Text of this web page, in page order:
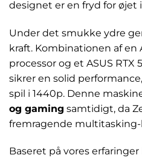
designet er en fryd for øjet
Under det smukke ydre
kraft. Kombinationen af en
processor og et ASUS
sikrer en solid
spil i 1440p. Denne
og gaming samtidigt, da
fremragende
Baseret på vores